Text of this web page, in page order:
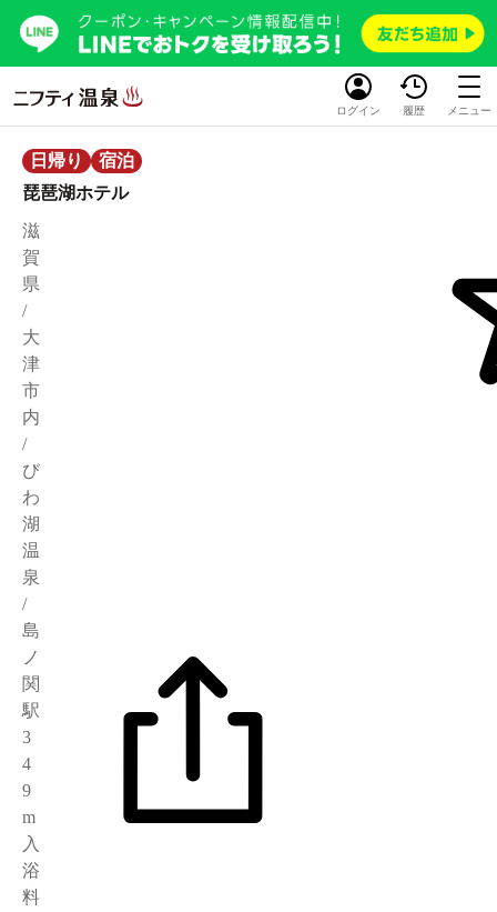
ログイン 履歴 メニュー
日帰り
宿泊
琵琶湖ホテル
滋
賀
県
/
大
津
市
内
/
び
わ
湖
温
泉
/
島
ノ
関
駅
3
4
9
m
入
浴
料